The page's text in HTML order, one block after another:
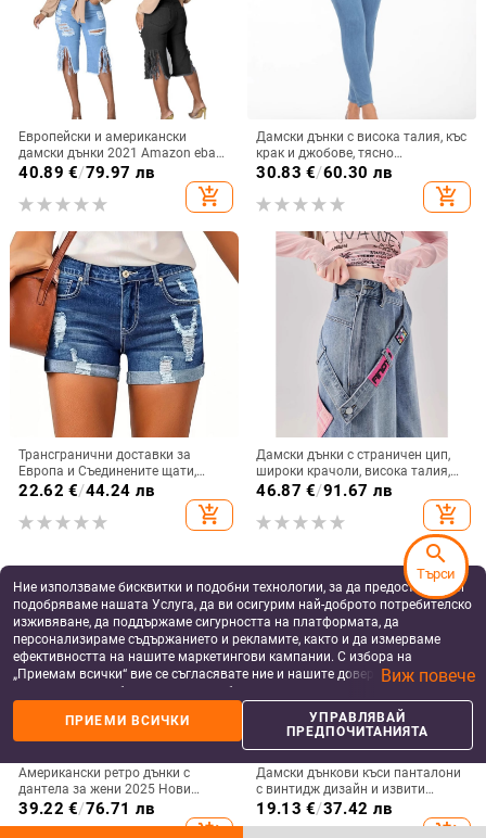
Европейски и американски
дамски дънки 2021 Amazon ebay
Нови неправилни разтегливи
40.89 €/79.97 лв
add_shopping_cart
Дамски дънки с висока талия, къс
крак и джобове, тясно
прилепване, еластичен деним,
еластан, пясъчна обработка
30.83 €/60.30 лв
add_shopping_cart
Трансгранични доставки за
Европа и Съединените щати,
външна търговия, еластични
дънкови шорти с дупка, дамски
ежедневни дънкови шорти с
22.62 €/44.24 лв
add_shopping_cart
Дамски дънки с страничен цип,
широки крачоли, висока талия,
за дребна фигура, пролет-лято
контрастни цветове
46.87 €/91.67 лв
add_shopping_cart
Американски ретро дънки с
дантела за жени 2025 Нови
ежедневни универсални скъсани
прави широки панталони с
39.22 €/76.71 лв
add_shopping_cart
Дамски дънкови къси панталони
с винтидж дизайн и извити
краища, ниска талия, тесни и
19.13 €/37.42 лв
add_shopping_cart
Ние използваме бисквитки и подобни технологии, за да предоставяме и
подобряваме нашата Услуга, да ви осигурим най-доброто потребителско
изживяване, да поддържаме сигурността на платформата, да
персонализираме съдържанието и рекламите, както и да измерваме
ефективността на нашите маркетингови кампании. С избора на
„Приемам всички“ вие се съгласявате ние и нашите доверени партньори
да съхраняваме бисквитки и подобни технологии на вашето устройство
за рекламни и аналитични цели. Можете по всяко време да управлявате
своите предпочитания, като натиснете „Управлявай предпочитанията“.
За повече информация, моля, вижте нашата
данните.
Виж повече
ПРИЕМИ ВСИЧКИ
УПРАВЛЯВАЙ
ПРЕДПОЧИТАНИЯТА
search
Търси